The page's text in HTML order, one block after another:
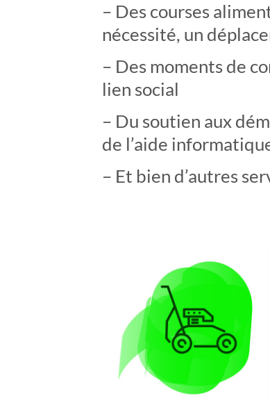
– Des courses
nécessité, un
– Des moments de
lien social
– Du soutien aux
de l’aide
– Et bien d’autres